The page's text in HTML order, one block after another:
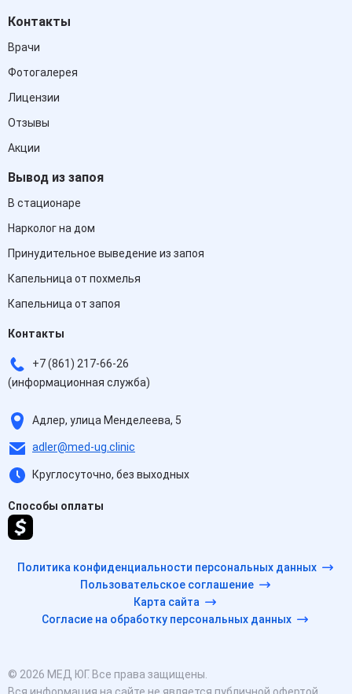
Контакты
Врачи
Фотогалерея
Лицензии
Отзывы
Акции
Вывод из запоя
В стационаре
Нарколог на дом
Принудительное выведение из запоя
Капельница от похмелья
Капельница от запоя
Контакты
+7 (861) 217-66-26
(информационная служба)
Адлер, улица Менделеева, 5
adler@med-ug.clinic
Круглосуточно, без выходных
Способы оплаты
Политика конфиденциальности персональных данных
Пользовательское соглашение
Карта сайта
Согласие на обработку персональных данных
© 2026 МЕД ЮГ. Все права защищены.